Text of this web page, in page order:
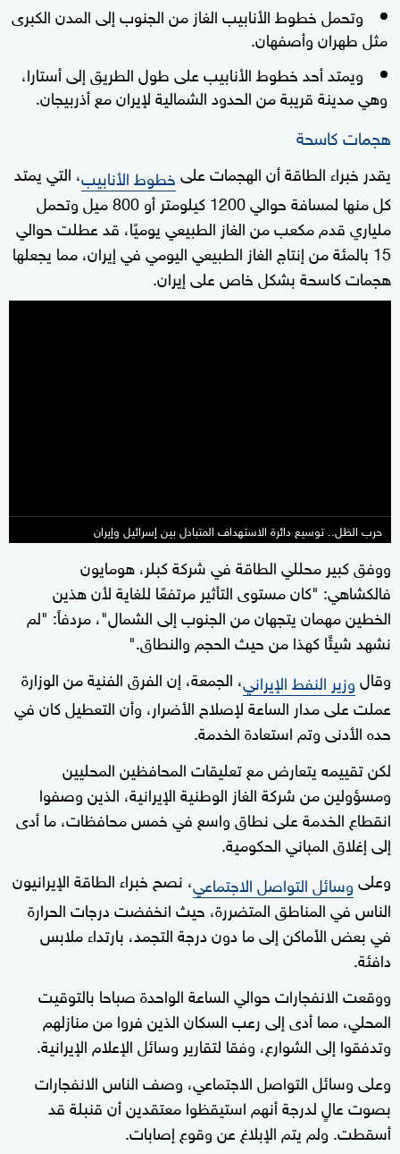
وتحمل خطوط الأنابيب الغاز من الجنوب إلى المدن الكبرى
مثل طهران وأصفهان.
ويمتد أحد خطوط الأنابيب على طول الطريق إلى أستارا،
وهي مدينة قريبة من الحدود الشمالية لإيران مع أذربيجان.
هجمات كاسحة
يقدر خبراء الطاقة أن الهجمات علىخطوط الأنابيب، التي يمتد
كل منها لمسافة حوالي 1200 كيلومتر أو 800 ميل وتحمل
ملياري قدم مكعب من الغاز الطبيعي يوميًا، قد عطلت حوالي
15 بالمئة من إنتاج الغاز الطبيعي اليومي في إيران، مما يجعلها
هجمات كاسحة بشكل خاص على إيران.
حرب الظل.. توسيع دائرة الاستهداف المتبادل بين إسرائيل وإيران
ووفق كبير محللي الطاقة في شركة كبلر، هومايون
فالكشاهي: "كان مستوى التأثير مرتفعًا للغاية لأن هذين
الخطين مهمان يتجهان من الجنوب إلى الشمال"، مردفاً: "لم
نشهد شيئًا كهذا من حيث الحجم والنطاق."
وقالوزير النفط الإيراني، الجمعة، إن الفرق الفنية من الوزارة
عملت على مدار الساعة لإصلاح الأضرار، وأن التعطيل كان في
حده الأدنى وتم استعادة الخدمة.
لكن تقييمه يتعارض مع تعليقات المحافظين المحليين
ومسؤولين من شركة الغاز الوطنية الإيرانية، الذين وصفوا
انقطاع الخدمة على نطاق واسع في خمس محافظات، ما أدى
إلى إغلاق المباني الحكومية.
وعلىوسائل التواصل الاجتماعي، نصح خبراء الطاقة الإيرانيون
الناس في المناطق المتضررة، حيث انخفضت درجات الحرارة
في بعض الأماكن إلى ما دون درجة التجمد، بارتداء ملابس
دافئة.
ووقعت الانفجارات حوالي الساعة الواحدة صباحا بالتوقيت
المحلي، مما أدى إلى رعب السكان الذين فروا من منازلهم
وتدفقوا إلى الشوارع، وفقا لتقارير وسائل الإعلام الإيرانية.
وعلى وسائل التواصل الاجتماعي، وصف الناس الانفجارات
بصوت عالٍ لدرجة أنهم استيقظوا معتقدين أن قنبلة قد
أسقطت. ولم يتم الإبلاغ عن وقوع إصابات.